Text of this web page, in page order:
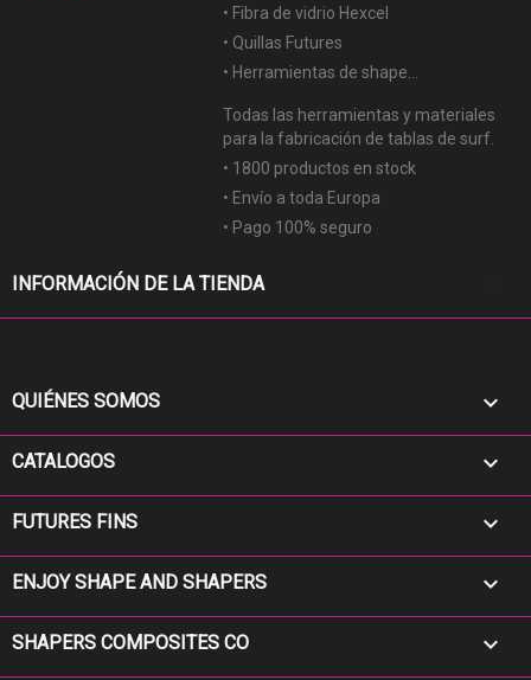
• Fibra de vidrio Hexcel
• Quillas Futures
• Herramientas de shape...
Todas las herramientas y materiales
para la fabricación de tablas de surf.
• 1800 productos en stock
• Envío a toda Europa
• Pago 100% seguro
INFORMACIÓN DE LA TIENDA
QUIÉNES SOMOS 
CATALOGOS 
FUTURES FINS 
ENJOY SHAPE AND SHAPERS 
SHAPERS COMPOSITES CO 